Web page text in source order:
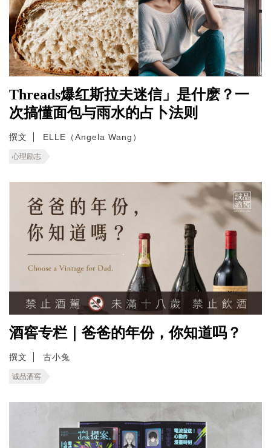
Threads爆红斯拉夫迷信」是什麽？一
次搞懂面包与雨水的占卜法则
撰文 ELLE（Angela Wang）
心理励志
酒窖专栏｜爸爸的年份，你知道吗？
撰文 古小兔
诚品酒窖